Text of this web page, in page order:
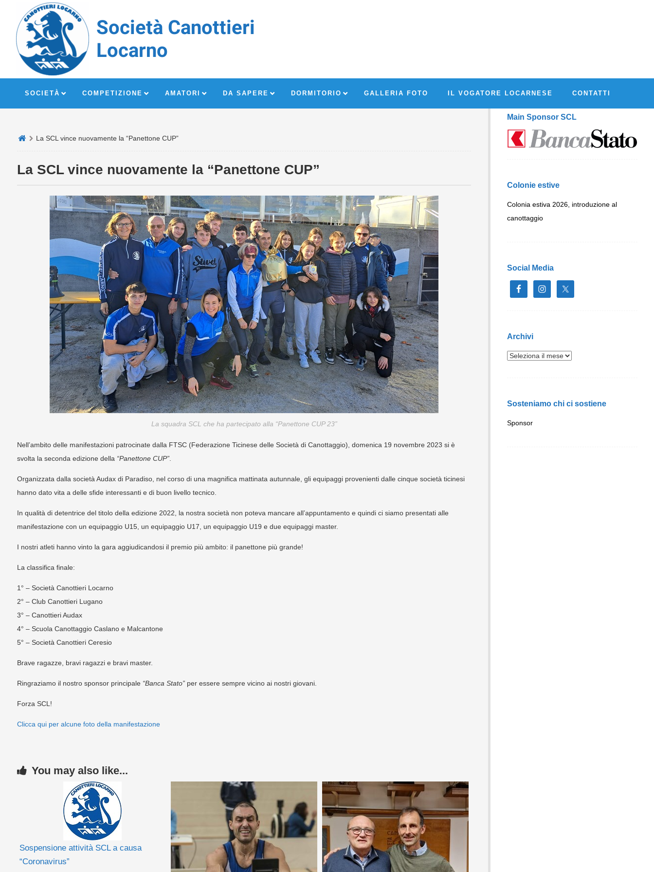
Società Canottieri
Locarno
SOCIETÀ COMPETIZIONE AMATORI DA SAPERE DORMITORIO GALLERIA FOTO IL VOGATORE LOCARNESE CONTATTI
La SCL vince nuovamente la “Panettone CUP”
La SCL vince nuovamente la “Panettone CUP”
La squadra SCL che ha partecipato alla “Panettone CUP 23”
Nell’ambito delle manifestazioni patrocinate dalla FTSC (Federazione Ticinese delle Società di Canottaggio), domenica 19 novembre 2023 si è
svolta la seconda edizione della “Panettone CUP”
Organizzata dalla società Audax di Paradiso, nel corso di una magnifica mattinata autunnale, gli equipaggi provenienti dalle cinque società ticinesi
hanno dato vita a delle sfide interessanti e di buon livello tecnico.
In qualità di detentrice del titolo della edizione 2022, la nostra società non poteva mancare all’appuntamento e quindi ci siamo presentati alle
manifestazione con un equipaggio U15, un equipaggio U17, un equipaggio U19 e due equipaggi master.
I nostri atleti hanno vinto la gara aggiudicandosi il premio più ambito: il panettone più grande!
La classifica finale:
1° – Società Canottieri Locarno
2° – Club Canottieri Lugano
3° – Canottieri Audax
4° – Scuola Canottaggio Caslano e Malcantone
5° – Società Canottieri Ceresio
Brave ragazze, bravi ragazzi e bravi master.
Ringraziamo il nostro sponsor principale “Banca Stato” per essere sempre vicino ai nostri giovani.
Forza SCL!
Clicca qui per alcune foto della manifestazione
You may also like...
Sospensione attività SCL a causa
“Coronavirus”
Main Sponsor SCL
Colonie estive
Colonia estiva 2026, introduzione al
canottaggio
Social Media
Archivi
Sosteniamo chi ci sostiene
Sponsor